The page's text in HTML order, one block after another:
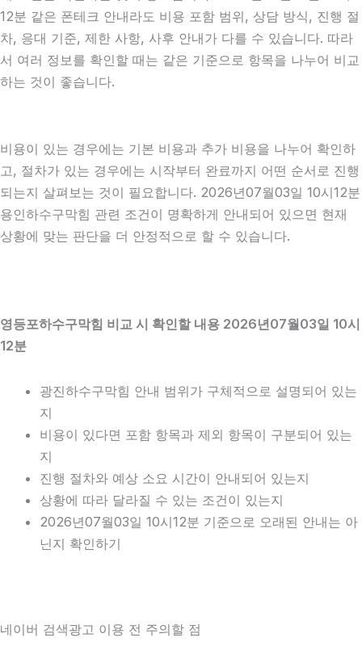
12분 같은 폰테크 안내라도 비용 포함 범위, 상담 방식, 진행 절
차, 응대 기준, 제한 사항, 사후 안내가 다를 수 있습니다. 따라
서 여러 정보를 확인할 때는 같은 기준으로 항목을 나누어 비교
하는 것이 좋습니다.
비용이 있는 경우에는 기본 비용과 추가 비용을 나누어 확인하
고, 절차가 있는 경우에는 시작부터 완료까지 어떤 순서로 진행
되는지 살펴보는 것이 필요합니다. 2026년07월03일 10시12분
용인하수구막힘 관련 조건이 명확하게 안내되어 있으면 현재
상황에 맞는 판단을 더 안정적으로 할 수 있습니다.
영등포하수구막힘 비교 시 확인할 내용 2026년07월03일 10시
12분
광진하수구막힘 안내 범위가 구체적으로 설명되어 있는
지
비용이 있다면 포함 항목과 제외 항목이 구분되어 있는
지
진행 절차와 예상 소요 시간이 안내되어 있는지
상황에 따라 달라질 수 있는 조건이 있는지
2026년07월03일 10시12분 기준으로 오래된 안내는 아
닌지 확인하기
네이버 검색광고 이용 전 주의할 점